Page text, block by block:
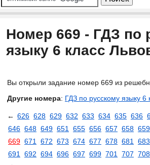
Номер 669 - ГДЗ по
языку 6 класс
Вы открыли задание номер 669 из
Другие номера: ГДЗ по русскому языку 6
← 626 628 629 632 633 634 635 636
646 648 649 651 655 656 657 658 659
669 671 672 673 674 677 678 681 683
691
692 694 696 697 699 701 707 708